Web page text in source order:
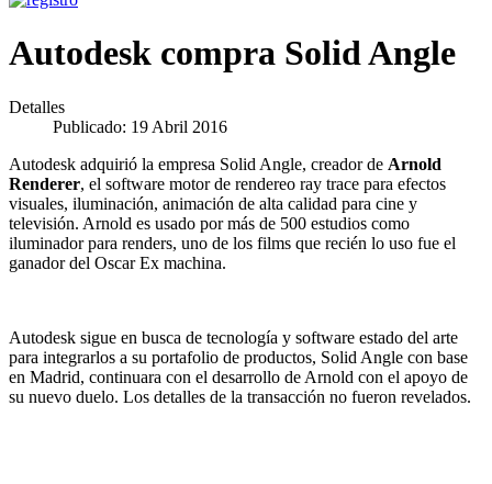
Autodesk compra Solid Angle
Detalles
Publicado: 19 Abril 2016
Autodesk adquirió la empresa Solid Angle, creador de Arnold
Renderer, el software motor de rendereo ray trace para efectos
visuales, iluminación, animación de alta calidad para cine y
televisión. Arnold es usado por más de 500 estudios como
iluminador para renders, uno de los films que recién lo uso fue el
ganador del Oscar Ex machina.
Autodesk sigue en busca de tecnología y software estado del arte
para integrarlos a su portafolio de productos, Solid Angle con base
en Madrid, continuara con el desarrollo de Arnold con el apoyo de
su nuevo duelo. Los detalles de la transacción no fueron revelados.